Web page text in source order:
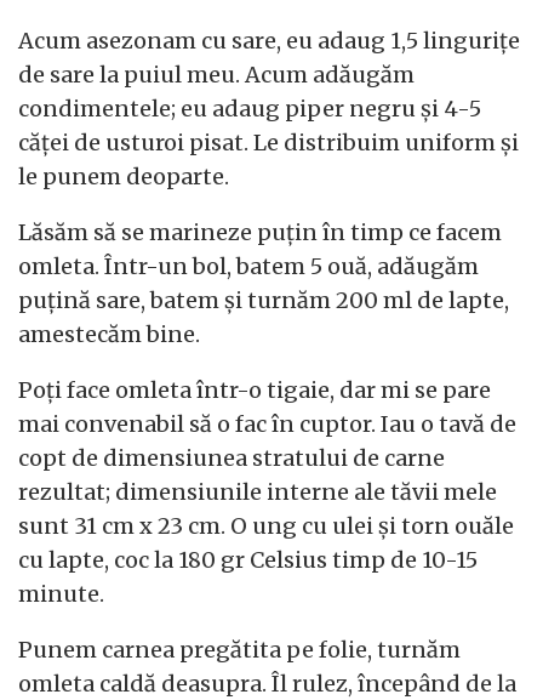
Acum asezonam cu sare, eu adaug 1,5 lingurițe
de sare la puiul meu. Acum adăugăm
condimentele; eu adaug piper negru și 4-5
căței de usturoi pisat. Le distribuim uniform și
le punem deoparte.
Lăsăm să se marineze puțin în timp ce facem
omleta. Într-un bol, batem 5 ouă, adăugăm
puțină sare, batem și turnăm 200 ml de lapte,
amestecăm bine.
Poți face omleta într-o tigaie, dar mi se pare
mai convenabil să o fac în cuptor. Iau o tavă de
copt de dimensiunea stratului de carne
rezultat; dimensiunile interne ale tăvii mele
sunt 31 cm x 23 cm. O ung cu ulei și torn ouăle
cu lapte, coc la 180 gr Celsius timp de 10-15
minute.
Punem carnea pregătita pe folie, turnăm
omleta caldă deasupra. Îl rulez, începând de la